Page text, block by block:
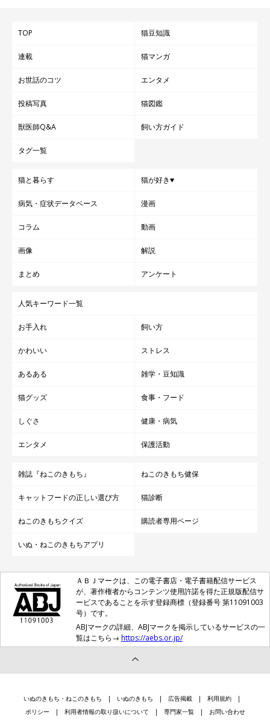
TOP 猫豆知識
連載 猫マンガ
お世話のコツ エンタメ
投稿写真 猫図鑑
獣医師Q&A 飼い方ガイド
タグ一覧
猫と暮らす 猫が好き♥
病気・症状データベース 漫画
コラム 動画
画像 解説
まとめ アンケート
人気キーワード一覧
お手入れ 飼い方
かわいい ストレス
あるある 雑学・豆知識
猫グッズ 食事・フード
しぐさ 健康・病気
エンタメ 保護活動
雑誌『ねこのきもち』 ねこのきもち健保
キャットフードの正しい選び方 猫診断
ねこのきもちクイズ 購読者専用ページ
いぬ・ねこのきもちアプリ
ＡＢＪマークは、この電子書店・電子書籍配信サービス
が、著作権者からコンテンツ使用許諾を得た正規版配信サ
ービスであることを示す登録商標（登録番号 第11091003
号）です。
ABJマークの詳細、ABJマークを掲示しているサービスの一
覧はこちら→ https://aebs.or.jp/
いぬのきもち・ねこのきもち いぬのきもち 広告掲載
利用規約
ポリシー
利用者情報の取り扱いについて 専門家一覧 お問い合わせ